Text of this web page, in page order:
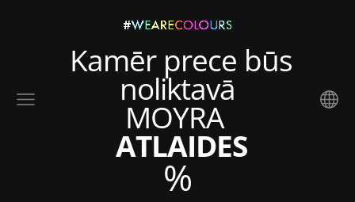
Kamēr prece būs
noliktavā
MOYRA
ATLAIDES
%